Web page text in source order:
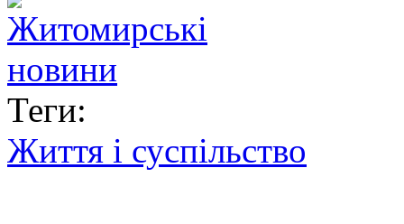
Теги:
Життя і суспільство